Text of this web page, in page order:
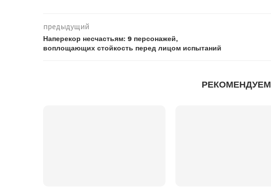
предыдущий
Наперекор несчастьям: 9 персонажей,
воплощающих стойкость перед лицом испытаний
РЕКОМЕНДУЕМ